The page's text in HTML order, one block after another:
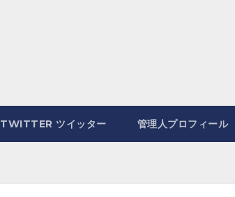
TWITTER ツイッター 管理人プロフィール